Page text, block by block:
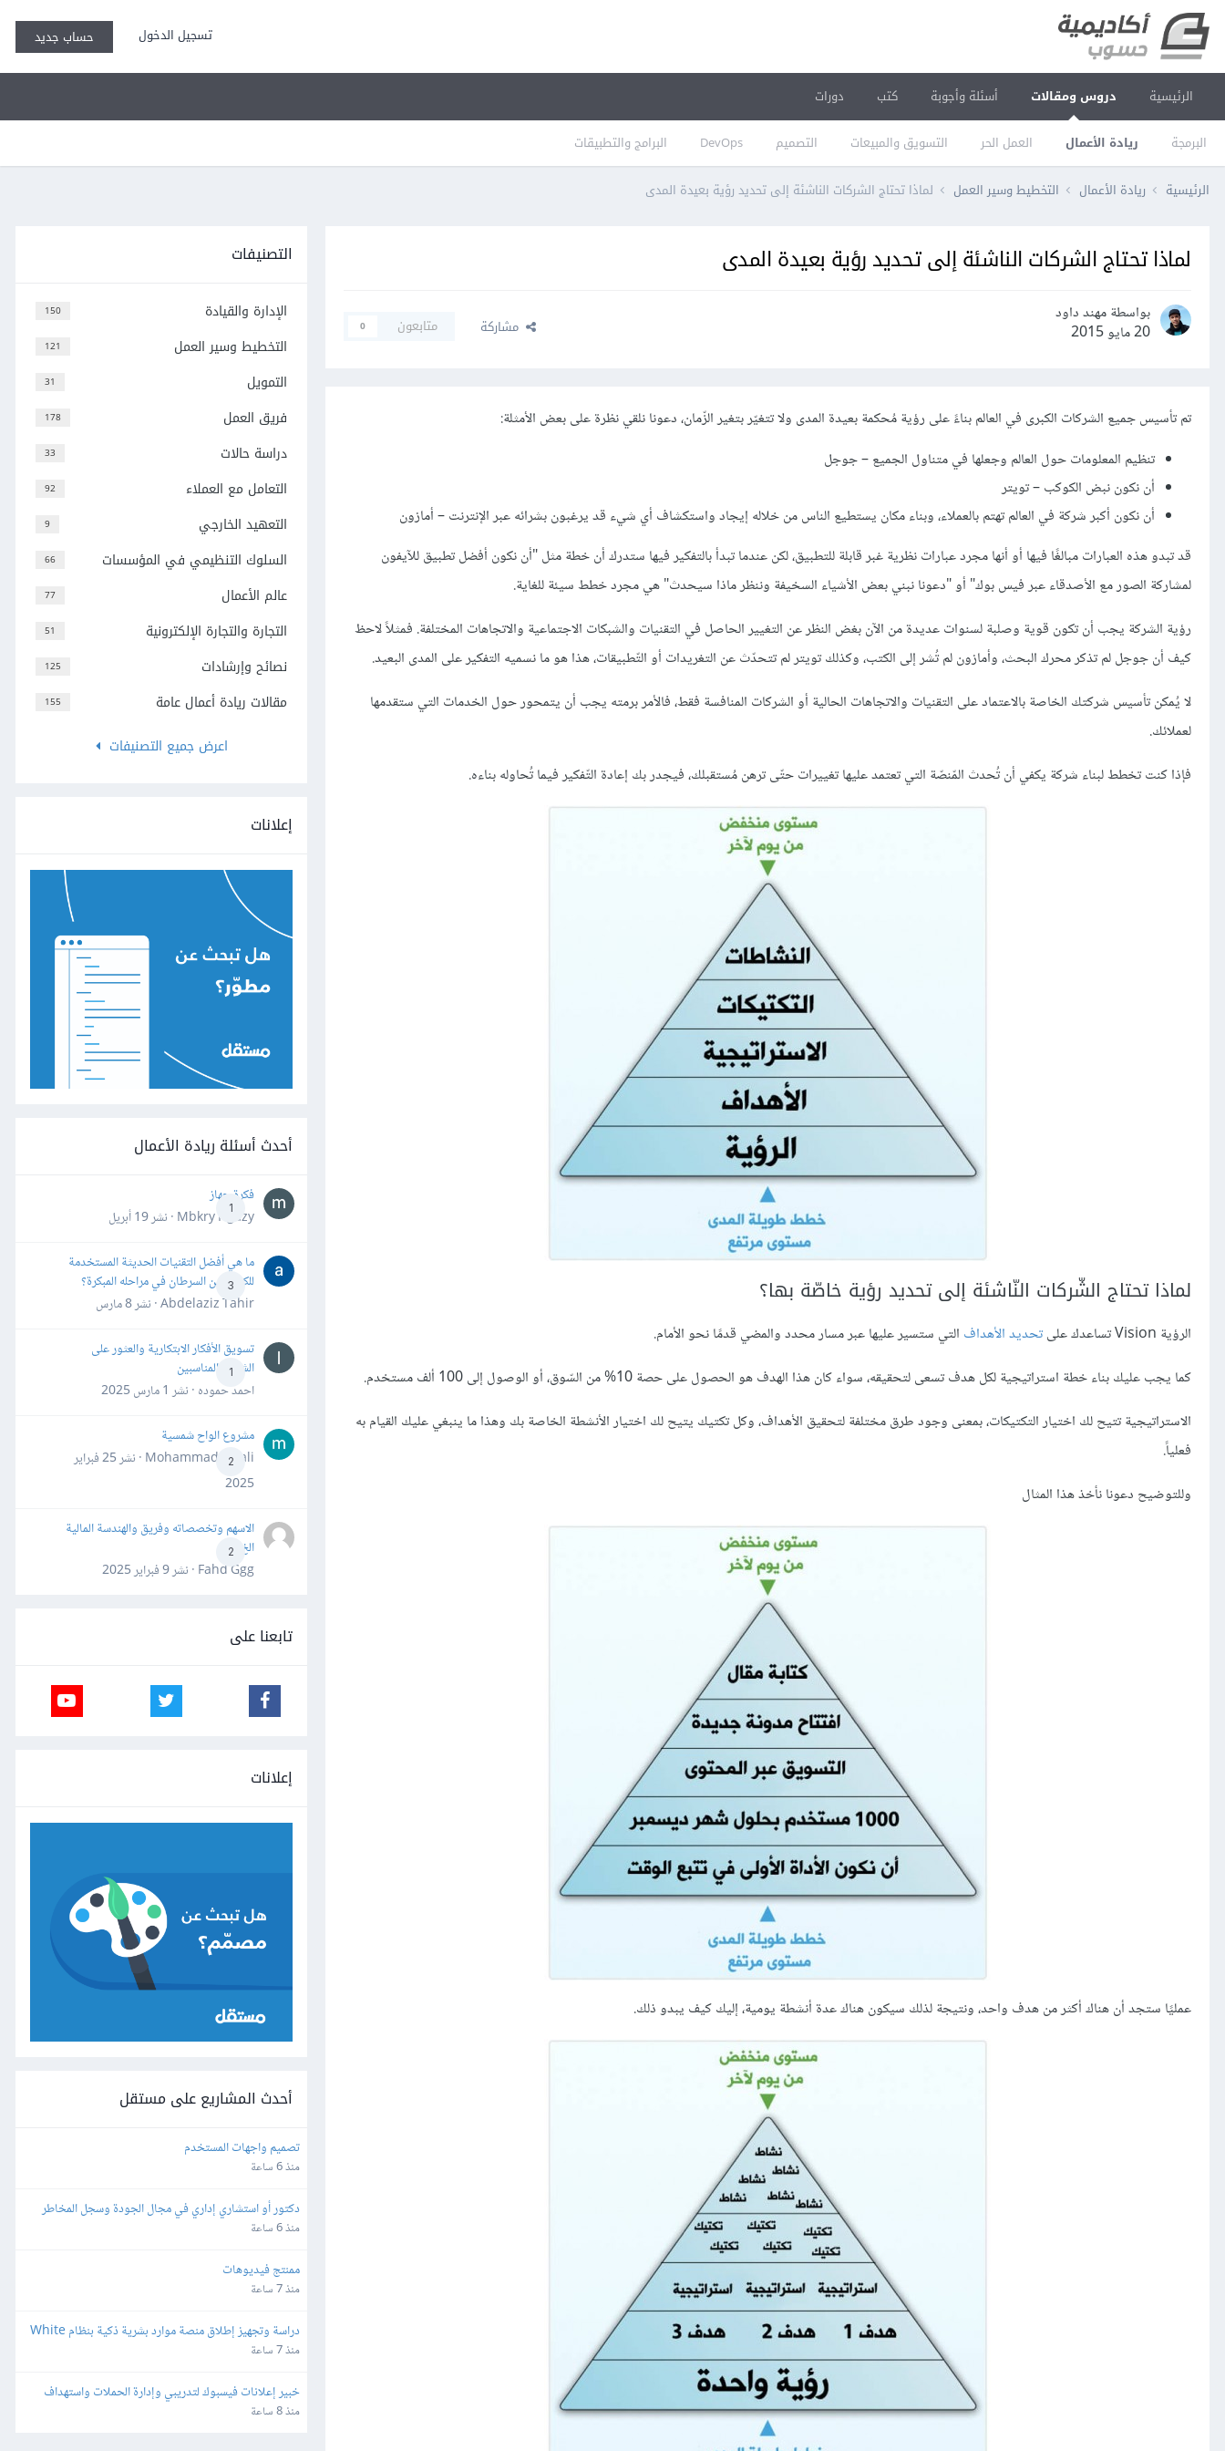
تسجيل الدخول حساب جديد
الرئيسية دروس ومقالات
البرمجة ريادة الأعمال العمل الحر التسويق والمبيعات التصميم DevOps البرامج والتطبيقات
أسئلة وأجوبة كتب دورات
الرئيسية ريادة الأعمال التخطيط وسير العمل لماذا تحتاج الشركات الناشئة إلى تحديد رؤية بعيدة المدى
لماذا تحتاج الشركات الناشئة إلى تحديد رؤية بعيدة المدى
بواسطة مهند داود
20 مايو 2015
مشاركة متابعون 0
تم تأسيس جميع الشركات الكبرى في العالم بناءً على رؤية مُحكمة بعيدة المدى ولا تتغيّر بتغير الزّمان، دعونا نلقي نظرة على بعض الأمثلة:
تنظيم المعلومات حول العالم وجعلها في متناول الجميع – جوجل
أن نكون نبض الكوكب – تويتر
أن نكون أكبر شركة في العالم تهتم بالعملاء، وبناء مكان يستطيع الناس من خلاله إيجاد واستكشاف أي شيء قد يرغبون بشرائه عبر الإنترنت – أمازون
قد تبدو هذه العبارات مبالغًا فيها أو أنها مجرد عبارات نظرية غبر قابلة للتطبيق، لكن عندما تبدأ بالتفكير فيها ستدرك أن خطة مثل "أن نكون أفضل تطبيق للآيفون
لمشاركة الصور مع الأصدقاء عبر فيس بوك" أو "دعونا نبني بعض الأشياء السخيفة وننظر ماذا سيحدث" هي مجرد خطط سيئة للغاية.
رؤية الشركة يجب أن تكون قوية وصلبة لسنوات عديدة من الآن بغض النظر عن التغيير الحاصل في التقنيات والشبكات الاجتماعية والاتجاهات المختلفة. فمثلاً لاحظ
كيف أن جوجل لم تذكر محرك البحث، وأمازون لم تُشر إلى الكتب، وكذلك تويتر لم تتحدّث عن التغريدات أو التّطبيقات، هذا هو ما نسميه التفكير على المدى البعيد.
لا يُمكن تأسيس شركتك الخاصة بالاعتماد على التقنيات والاتجاهات الحالية أو الشركات المنافسة فقط، فالأمر برمته يجب أن يتمحور حول الخدمات التي ستقدمها
لعملائك.
فإذا كنت تخطط لبناء شركة يكفي أن تُحدث المّنصّة التي تعتمد عليها تغييرات حتّى ترهن مُستقبلك، فيجدر بك إعادة التّفكير فيما تُحاوله بناءه.
لماذا تحتاج الشّركات النّاشئة إلى تحديد رؤية خاصّة بها؟
الرؤية Vision تساعدك على تحديد الأهداف التي ستسير عليها عبر مسار محدد والمضي قدمًا نحو الأمام.
كما يجب عليك بناء خطة استراتيجية لكل هدف تسعى لتحقيقه، سواء كان هذا الهدف هو الحصول على حصة 10% من السّوق، أو الوصول إلى 100 ألف مستخدم.
الاستراتيجية تتيح لك اختيار التكتيكات، بمعنى وجود طرق مختلفة لتحقيق الأهداف، وكل تكتيك يتيح لك اختيار الأنشطة الخاصة بك وهذا ما ينبغي عليك القيام به
فعلياً.
وللتوضيح دعونا نأخذ هذا المثال
عمليًا ستجد أن هناك أكثر من هدف واحد، ونتيجة لذلك سيكون هناك عدة أنشطة يومية، إليك كيف يبدو ذلك.
التصنيفات
150 الإدارة والقيادة
121 التخطيط وسير العمل
31 التمويل
178 فريق العمل
33 دراسة حالات
92 التعامل مع العملاء
9 التعهيد الخارجي
66 السلوك التنظيمي في المؤسسات
77 عالم الأعمال
51 التجارة والتجارة الإلكترونية
125 نصائح وإرشادات
155
مقالات ريادة أعمال عامة
اعرض جميع التصنيفات
إعلانات
أحدث أسئلة ريادة الأعمال
1
فكرة جهاز
Mbkry Hgazy · نشر
19 أبريل
3
ما هي أفضل التقنيات الحديثة المستخدمة
للكشف عن السرطان في مراحله المبكرة؟
Abdelaziz Tahir · نشر
8 مارس
1
تسويق الأفكار الابتكارية والعثور على
الشركاء المناسبين
احمد حموده · نشر 1 مارس 2025
2
مشروع الواح شمسية
Mohammad Awali · نشر
25 فبراير
2025
2
الاسهم وتخصصاته وفريق والهندسة المالية
الخ
Fahd Ggg · نشر
9 فبراير 2025
تابعنا على
إعلانات
أحدث المشاريع على مستقل
تصميم واجهات المستخدم
منذ 6 ساعة
دكتور أو استشاري إداري في مجال الجودة وسجل المخاطر
والاستراتيجية والمجالات القانونية
منذ 6 ساعة
ممنتج فيديوهات
منذ 7 ساعة
Label وإعادة البيع
منذ 7 ساعة
الجمهور بدقة
منذ 8 ساعة